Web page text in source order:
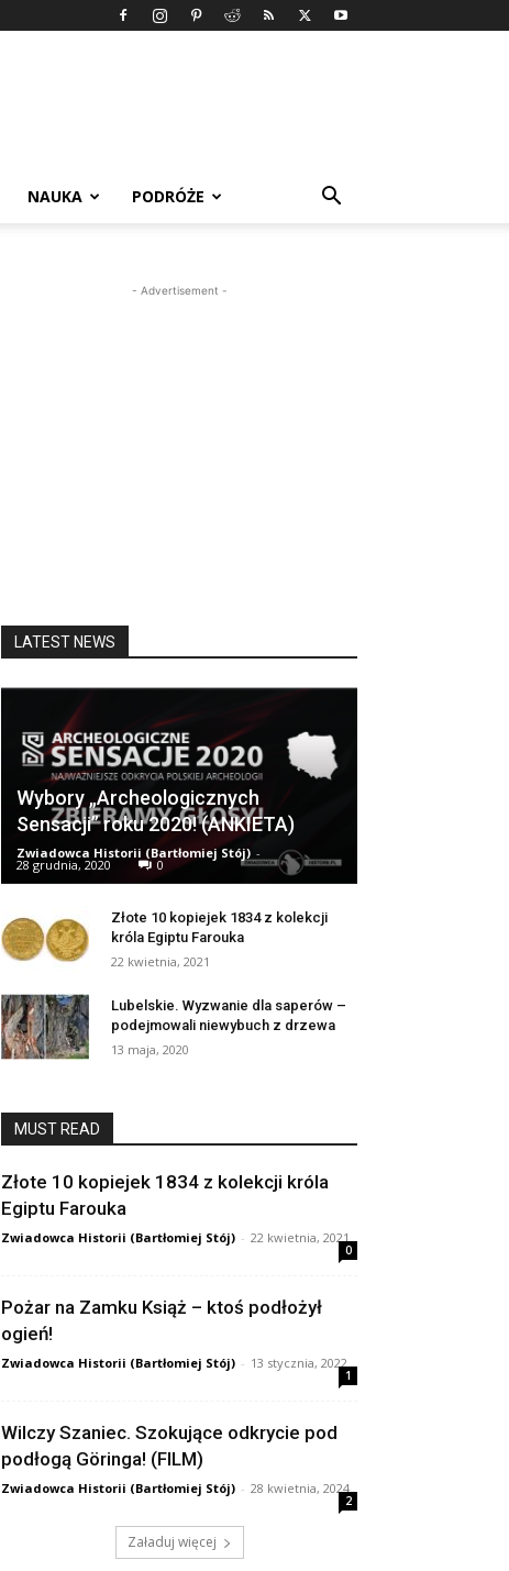
NAUKA PODRÓŻE
- Advertisement -
LATEST NEWS
Wybory „Archeologicznych
Sensacji” roku 2020! (ANKIETA)
Zwiadowca Historii (Bartłomiej Stój) -
28 grudnia, 2020 0
Złote 10 kopiejek 1834 z kolekcji
króla Egiptu Farouka
22 kwietnia, 2021
Lubelskie. Wyzwanie dla saperów –
podejmowali niewybuch z drzewa
13 maja, 2020
MUST READ
Złote 10 kopiejek 1834 z kolekcji króla
Egiptu Farouka
Zwiadowca Historii (Bartłomiej Stój) - 22 kwietnia, 2021
0
Pożar na Zamku Książ – ktoś podłożył
ogień!
Zwiadowca Historii (Bartłomiej Stój) - 13 stycznia, 2022
1
Wilczy Szaniec. Szokujące odkrycie pod
podłogą Göringa! (FILM)
Zwiadowca Historii (Bartłomiej Stój) - 28 kwietnia, 2024
2
Załaduj więcej